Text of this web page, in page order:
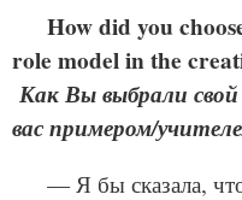
How did you
role mod­el in the
Как Вы выбрали
вас примером/
— Я бы сказала,